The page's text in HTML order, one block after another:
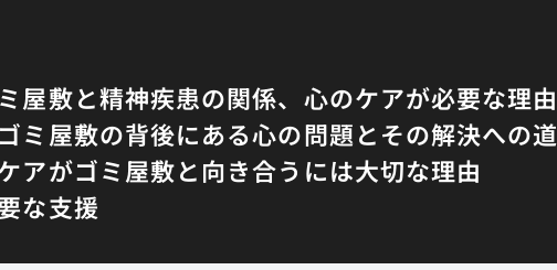
屋敷と精神疾患の関係、心のケアが必要な理由
ゴミ屋敷の背後にある心の問題とその解決への道
アがゴミ屋敷と向き合うには大切な理由
な支援